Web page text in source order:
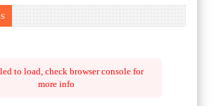
to load, check browser console for
more info